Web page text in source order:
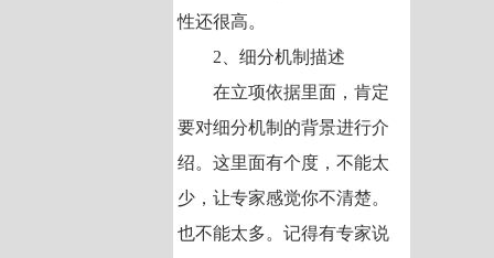
性还很高。
2、细分机制描述
在立项依据里面，肯定
要对细分机制的背景进行介
绍。这里面有个度，不能太
少，让专家感觉你不清楚。
也不能太多。记得有专家说